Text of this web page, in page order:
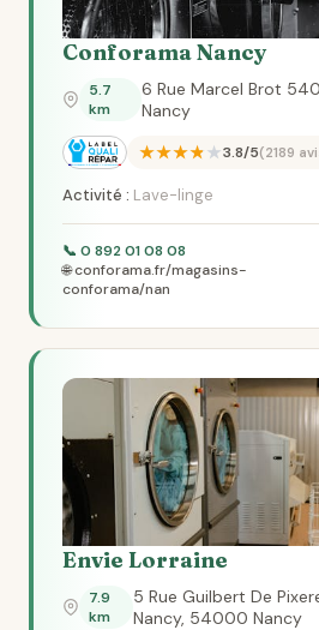
Conforama Nancy
5.7
km
6 Rue Marcel Brot
Nancy
★★★★★3.8/5(2189
Activité : Lave-linge
📞 0 892 01 08 08
🌐 conforama.fr/magasins-
conforama/nan
Envie Lorraine
7.9
km
5 Rue Guilbert De
Nancy, 54000 Nancy